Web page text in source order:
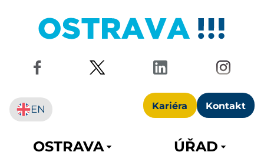
Kariéra Kontakt
EN
OSTRAVA
ÚŘAD